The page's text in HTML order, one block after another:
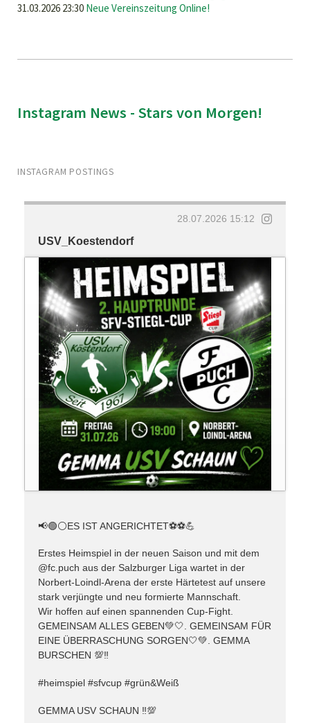
31.03.2026 23:30 Neue Vereinszeitung Online!
Instagram News - Stars von Morgen!
INSTAGRAM POSTINGS
28.07.2026 15:12
USV_Koestendorf
📢🟢⚪️ES IST ANGERICHTET⚽️⚽️💪
Erstes Heimspiel in der neuen Saison und mit dem
@fc.puch aus der Salzburger Liga wartet in der
Norbert-Loindl-Arena der erste Härtetest auf unsere
stark verjüngte und neu formierte Mannschaft.
Wir hoffen auf einen spannenden Cup-Fight.
GEMEINSAM ALLES GEBEN💚🤍. GEMEINSAM FÜR
EINE ÜBERRASCHUNG SORGEN🤍💚. GEMMA
BURSCHEN 💯‼️
#heimspiel #sfvcup #grün&Weiß
GEMMA USV SCHAUN ‼️💯